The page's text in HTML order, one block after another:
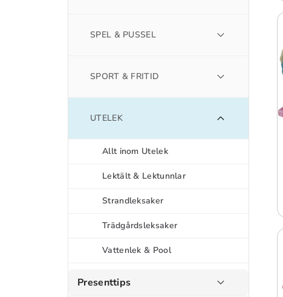
SPEL & PUSSEL
SPORT & FRITID
UTELEK
Allt inom Utelek
Lektält & Lektunnlar
Strandleksaker
Trädgårdsleksaker
Vattenlek & Pool
Presenttips